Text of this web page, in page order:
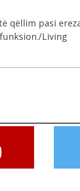
qëllim pasi
Living